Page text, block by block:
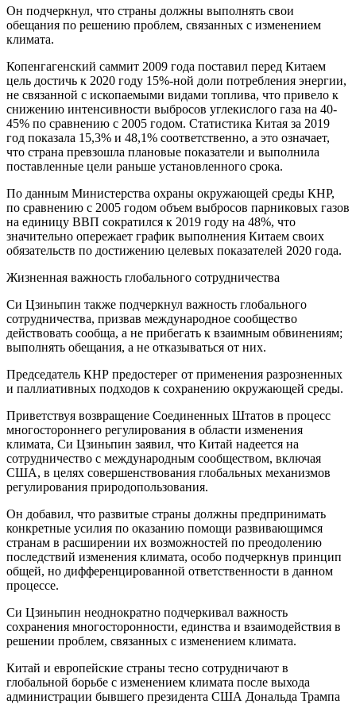
Он подчеркнул, что страны должны выполнять свои
обещания по решению проблем, связанных с изменением
климата.
Копенгагенский саммит 2009 года поставил перед Китаем
цель достичь к 2020 году 15%-ной доли потребления энергии,
не связанной с ископаемыми видами топлива, что привело к
снижению интенсивности выбросов углекислого газа на 40-
45% по сравнению с 2005 годом. Статистика Китая за 2019
год показала 15,3% и 48,1% соответственно, а это означает,
что страна превзошла плановые показатели и выполнила
поставленные цели раньше установленного срока.
По данным Министерства охраны окружающей среды КНР,
по сравнению с 2005 годом объем выбросов парниковых газов
на единицу ВВП сократился к 2019 году на 48%, что
значительно опережает график выполнения Китаем своих
обязательств по достижению целевых показателей 2020 года.
Жизненная важность глобального сотрудничества
Си Цзиньпин также подчеркнул важность глобального
сотрудничества, призвав международное сообщество
действовать сообща, а не прибегать к взаимным обвинениям;
выполнять обещания, а не отказываться от них.
Председатель КНР предостерег от применения разрозненных
и паллиативных подходов к сохранению окружающей среды.
Приветствуя возвращение Соединенных Штатов в процесс
многостороннего регулирования в области изменения
климата, Си Цзиньпин заявил, что Китай надеется на
сотрудничество с международным сообществом, включая
США, в целях совершенствования глобальных механизмов
регулирования природопользования.
Он добавил, что развитые страны должны предпринимать
конкретные усилия по оказанию помощи развивающимся
странам в расширении их возможностей по преодолению
последствий изменения климата, особо подчеркнув принцип
общей, но дифференцированной ответственности в данном
процессе.
Си Цзиньпин неоднократно подчеркивал важность
сохранения многосторонности, единства и взаимодействия в
решении проблем, связанных с изменением климата.
Китай и европейские страны тесно сотрудничают в
глобальной борьбе с изменением климата после выхода
администрации бывшего президента США Дональда Трампа